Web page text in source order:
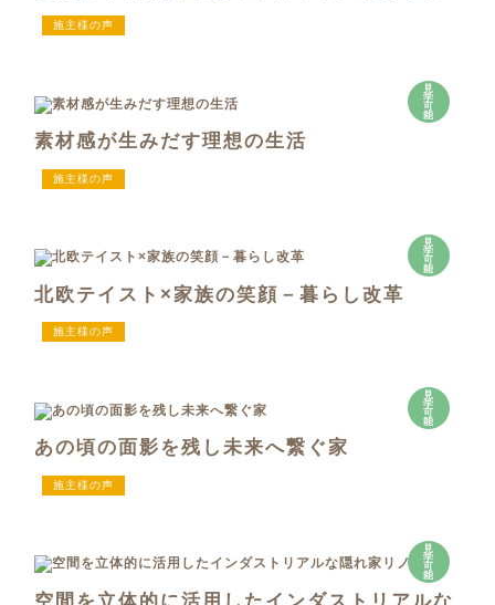
施主様の声
見
学
可
能
素材感が生みだす理想の生活
施主様の声
見
学
可
能
北欧テイスト×家族の笑顔－暮らし改革
施主様の声
見
学
可
能
あの頃の面影を残し未来へ繋ぐ家
施主様の声
見
学
可
能